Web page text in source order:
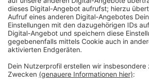
gehören zum Beispiel
Zahlungsengpässen. Die Mittel können
betroffenen Unternehmen ab sofort
werden.